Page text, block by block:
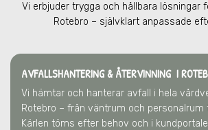
Vi erbjuder trygga och hållbara lösningar
Rotebro – självklart anpassade
AVFALLSHANTERING & ÅTERVINNING I
Vi hämtar och hanterar avfall i hela
Rotebro – från väntrum och personalrum
Kärlen töms efter behov och i